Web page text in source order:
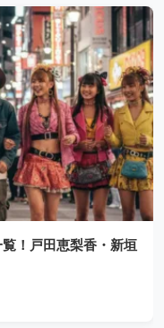
！戸田恵梨香・新垣